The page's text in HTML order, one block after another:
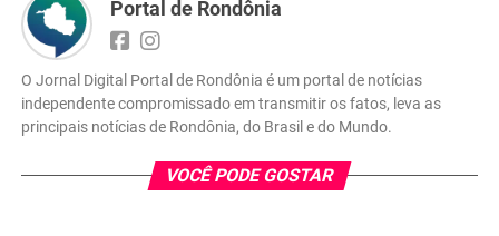
Portal de Rondônia
O Jornal Digital Portal de Rondônia é um portal de notícias
independente compromissado em transmitir os fatos, leva as
principais notícias de Rondônia, do Brasil e do Mundo.
VOCÊ PODE GOSTAR